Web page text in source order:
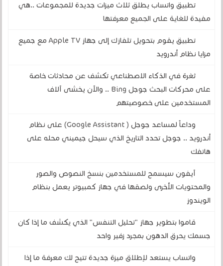
تطبيق واتساب يطلق ثلاث ميزات جديدة للمجموعات ..هي
مفيدة للغاية على الجميع معرفتها
تطبيق يقوم بتحويل تلفازك إلى جهاز Apple TV مع جميع
مزايا نظام أندرويد
ثغرة في الذكاء الاصطناعي تكشف عن محادثات خاصة
على محركات البحث جوجل Bing .. والآن يخشى آلاف
المستخدمين على خصوصيتهم
وداعاً لمساعد جوجل ( Google Assistant) على نظام
أندرويد .. جوجل تحدد التاريخ الذي سيحل جيميني محله على
هاتفك
آيفون سيسمح للمستخدمين بنسخ النصوص والصور
والمحتويات الأخرى ولصقها في جهاز كمبيوتر يعمل بنظام
الويندوز
قاموا بتطوير جهاز "تحليل التنفس" الذي يكشف ما إذا كان
جسمك يحرق الدهون بمجرد زفير واحد
واتساب يستعد لإطلاق ميزة جديدة تتيح لك معرفة ما إذا